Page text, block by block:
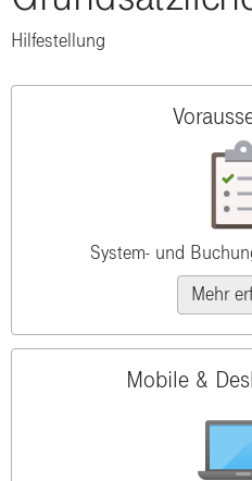
Hilfestellung
System- und
Mehr
Mobile &